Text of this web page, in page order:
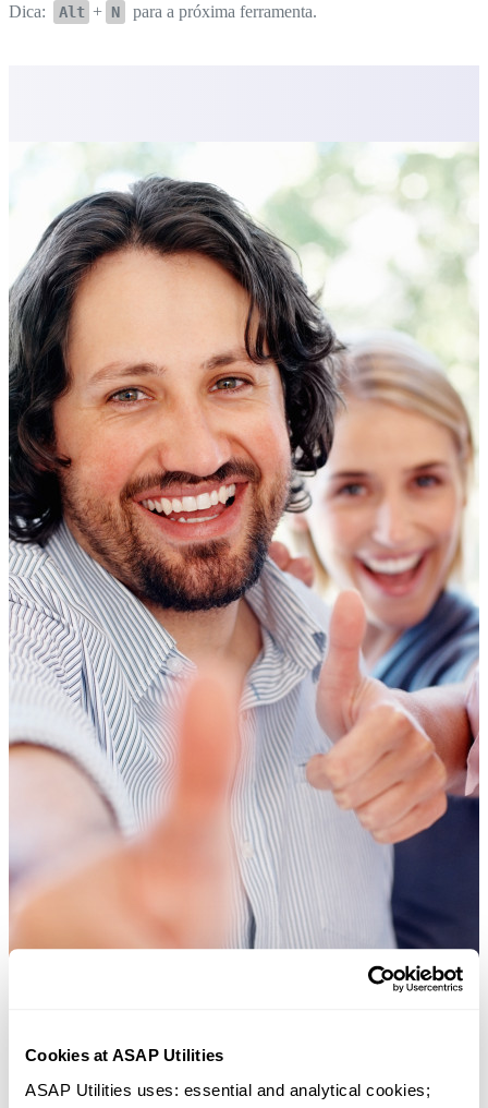
Cookies at ASAP Utilities
ASAP Utilities uses: essential and analytical cookies;
Dica:
Alt + N para a próxima ferramenta.
Ferramentas práticas que muitos usuários do Excel gostariam de ter